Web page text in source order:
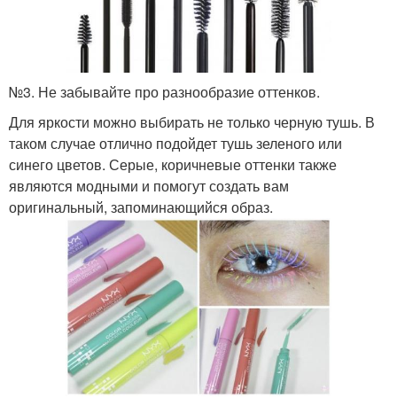
№3. Не забывайте про разнообразие оттенков.
Для яркости можно выбирать не только черную тушь. В
таком случае отлично подойдет тушь зеленого или
синего цветов. Серые, коричневые оттенки также
являются модными и помогут создать вам
оригинальный, запоминающийся образ.